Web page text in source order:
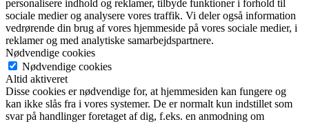
personalisere indhold og reklamer, tilbyde funktioner i forhold til
sociale medier og analysere vores traffik. Vi deler også information
vedrørende din brug af vores hjemmeside på vores sociale medier, i
reklamer og med analytiske samarbejdspartnere.
Nødvendige cookies
Nødvendige cookies
Altid aktiveret
Disse cookies er nødvendige for, at hjemmesiden kan fungere og
kan ikke slås fra i vores systemer. De er normalt kun indstillet som
svar på handlinger foretaget af dig, f.eks. en anmodning om